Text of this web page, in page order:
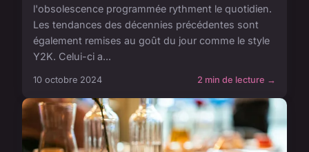
l'obsolescence programmée rythment le quotidien.
Les tendances des décennies précédentes sont
également remises au goût du jour comme le style
Y2K. Celui-ci a...
10 octobre 2024 2 min de lecture →